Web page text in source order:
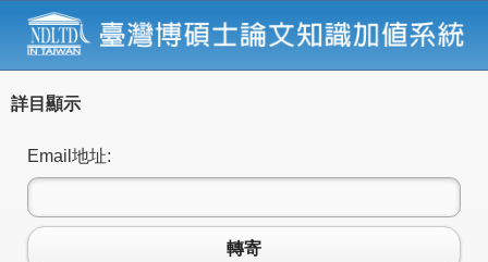
詳目顯示
Email地址:
轉寄